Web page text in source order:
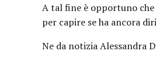
A tal fine è opportuno che
per capire se ha ancora
Ne da notizia Alessandra